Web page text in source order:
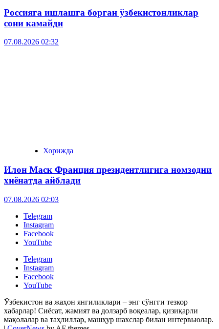
Россияга ишлашга борган ўзбекистонликлар
сони камайди
07.08.2026 02:32
Хорижда
Илон Маск Франция президентлигига номзодни
хиёнатда айблади
07.08.2026 02:03
Telegram
Instagram
Facebook
YouTube
Telegram
Instagram
Facebook
YouTube
Ўзбекистон ва жаҳон янгиликлари – энг сўнгги тезкор
хабарлар! Сиёсат, жамият ва долзарб воқеалар, қизиқарли
мақолалар ва таҳлиллар, машҳур шахслар билан интервьюлар.